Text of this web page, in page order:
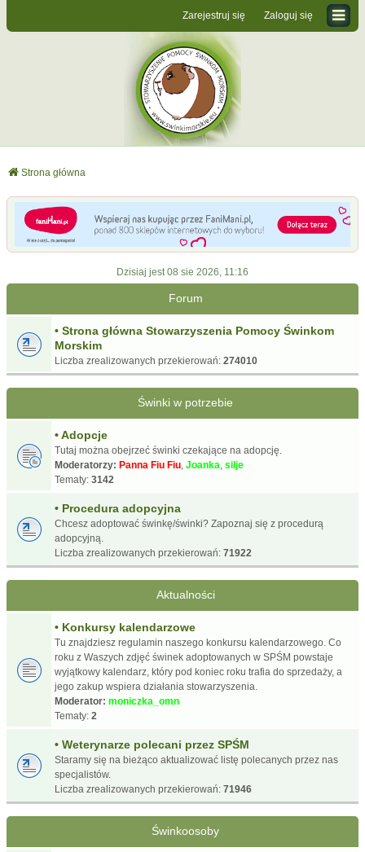
Zaloguj się
Zarejestruj się
Strona główna
Dzisiaj jest 08 sie 2026, 11:16
Forum
• Strona główna Stowarzyszenia Pomocy Świnkom
Morskim
Liczba zrealizowanych przekierowań: 274010
Świnki w potrzebie
• Adopcje
Tutaj można obejrzeć świnki czekające na adopcję.
Moderatorzy: Panna Fiu Fiu, Joanka, silje
Tematy: 3142
• Procedura adopcyjna
Chcesz adoptować świnkę/świnki? Zapoznaj się z procedurą
adopcyjną.
Liczba zrealizowanych przekierowań: 71922
Aktualności
• Konkursy kalendarzowe
Tu znajdziesz regulamin naszego konkursu kalendarzowego. Co
roku z Waszych zdjęć świnek adoptowanych w SPŚM powstaje
wyjątkowy kalendarz, który pod koniec roku trafia do sprzedaży, a
jego zakup wspiera działania stowarzyszenia.
Moderator: moniczka_omn
Tematy: 2
• Weterynarze polecani przez SPŚM
Staramy się na bieżąco aktualizować listę polecanych przez nas
specjalistów.
Liczba zrealizowanych przekierowań: 71946
Świnkoosoby